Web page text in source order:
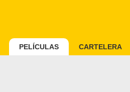
PELÍCULAS CARTELERA